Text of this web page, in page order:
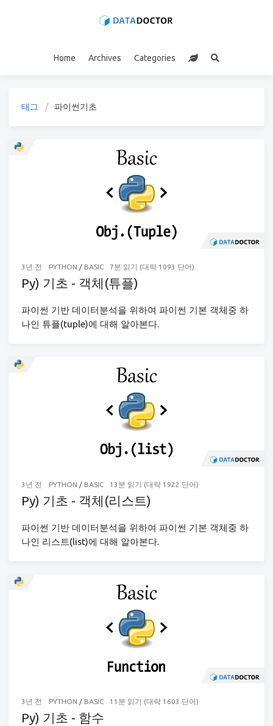
Home Archives Categories
태그 파이썬기초
3년 전 PYTHON / BASIC 7분 읽기 (대략 1093 단어)
Py) 기초 - 객체(튜플)
파이썬 기반 데이터분석을 위하여 파이썬 기본 객체중 하
나인 튜플(tuple)에 대해 알아본다.
3년 전 PYTHON / BASIC 13분 읽기 (대략 1922 단어)
Py) 기초 - 객체(리스트)
파이썬 기반 데이터분석을 위하여 파이썬 기본 객체중 하
나인 리스트(list)에 대해 알아본다.
3년 전 PYTHON / BASIC 11분 읽기 (대략 1603 단어)
Py) 기초 - 함수